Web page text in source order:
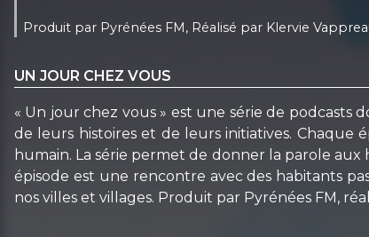
Produit par Pyrénées FM, Réalisé par Klervie
UN JOUR CHEZ VOUS
« Un jour chez vous » est une série de podcasts
de leurs histoires et de leurs initiatives.
humain. La série permet de donner la parole
épisode est une rencontre avec des habitants
nos villes et villages. Produit par Pyrénées FM,